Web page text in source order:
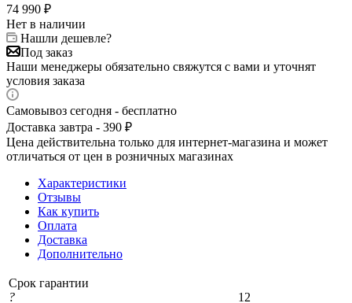
74 990 ₽
Нет в наличии
Нашли дешевле?
Под заказ
Наши менеджеры обязательно свяжутся с вами и уточнят
условия заказа
Самовывоз сегодня - бесплатно
Доставка завтра - 390 ₽
Цена действительна только для интернет-магазина и может
отличаться от цен в розничных магазинах
Характеристики
Отзывы
Как купить
Оплата
Доставка
Дополнительно
Срок гарантии
?
12